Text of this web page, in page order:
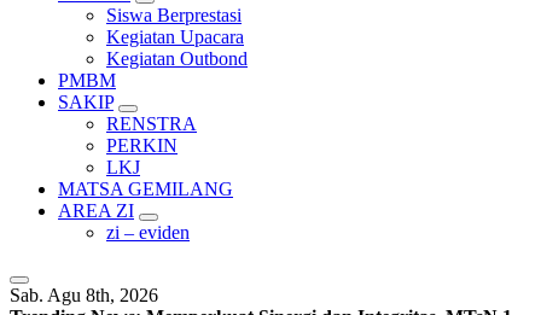
Siswa Berprestasi
Kegiatan Upacara
Kegiatan Outbond
PMBM
SAKIP
RENSTRA
PERKIN
LKJ
MATSA GEMILANG
AREA ZI
zi – eviden
Sab. Agu 8th, 2026